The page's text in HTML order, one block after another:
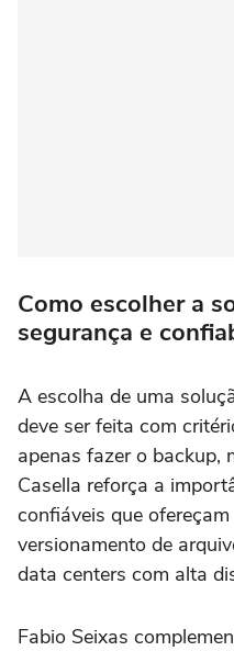
Como escolher a
segurança e
A escolha de uma
deve ser feita com
apenas fazer o backup,
Casella reforça a
confiáveis que
versionamento de
data centers com alta
Fabio Seixas